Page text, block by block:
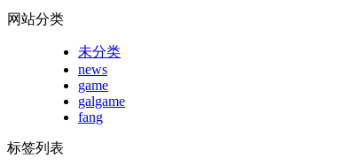
网站分类
未分类
news
game
galgame
fang
标签列表